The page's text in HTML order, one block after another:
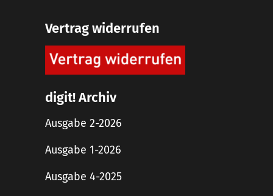
Vertrag widerrufen
digit! Archiv
Ausgabe 2-2026
Ausgabe 1-2026
Ausgabe 4-2025